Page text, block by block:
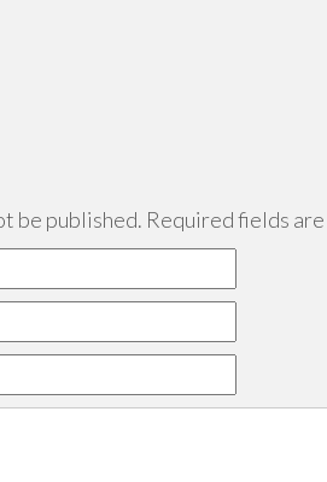
be published. Required fields are